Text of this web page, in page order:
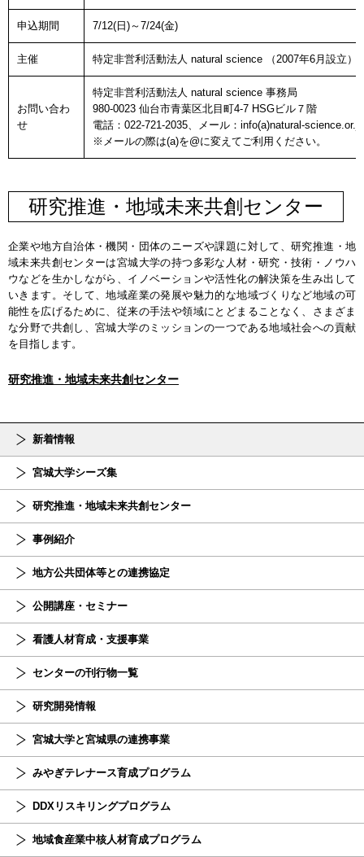
申込期間 7/12(日)～7/24(金)
主催 特定非営利活動法人 natural science （2007年6月設立）
お問い合わ
せ
特定非営利活動法人 natural science 事務局
980-0023 仙台市青葉区北目町4-7 HSGビル７階
電話：022-721-2035、メール：info(a)natural-science.or.jp
※メールの際は(a)を@に変えてご利用ください。
研究推進・地域未来共創センター
企業や地方自治体・機関・団体のニーズや課題に対して、研究推進・地
域未来共創センターは宮城大学の持つ多彩な人材・研究・技術・ノウハ
ウなどを生かしながら、イノベーションや活性化の解決策を生み出して
いきます。そして、地域産業の発展や魅力的な地域づくりなど地域の可
能性を広げるために、従来の手法や領域にとどまることなく、さまざま
な分野で共創し、宮城大学のミッションの一つである地域社会への貢献
を目指します。
研究推進・地域未来共創センター
新着情報
宮城大学シーズ集
研究推進・地域未来共創センター
事例紹介
地方公共団体等との連携協定
公開講座・セミナー
看護人材育成・支援事業
センターの刊行物一覧
研究開発情報
宮城大学と宮城県の連携事業
みやぎテレナース育成プログラム
DDXリスキリングプログラム
地域食産業中核人材育成プログラム